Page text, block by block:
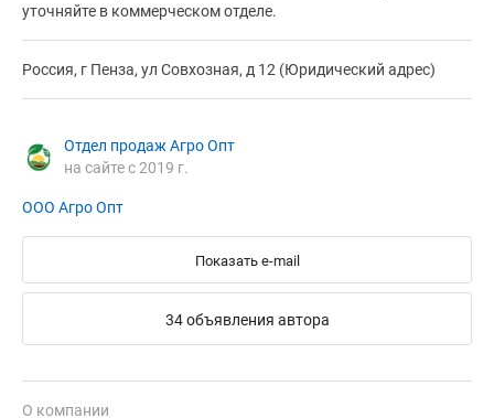
уточняйте в коммерческом отделе.
Россия, г Пенза, ул Совхозная, д 12 (Юридический адрес)
Отдел продаж Агро Опт
на сайте с 2019 г.
ООО Агро Опт
Показать e-mail
34 объявления автора
О компании